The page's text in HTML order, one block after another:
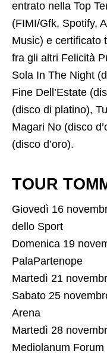
entrato nella Top
(FIMI/Gfk, Spotify,
Music) e certificato
fra gli altri Felicità
Sola In The Night
Fine Dell’Estate
(disco di platino),
Magari No (disco
(disco d’oro).
TOUR
Giovedì 16
dello Sport
Domenica 19
PalaPartenope
Martedì 21
Sabato 25
Arena
Martedì 28
Mediolanum Forum